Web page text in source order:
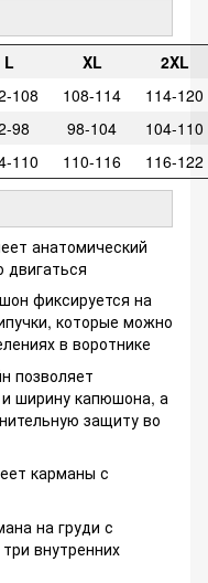
L XL
2XL
108 108-114
114-120
98 98-104
104-110
110 110-116 116-122
анатомический
двигаться
фиксируется на
которые можно
в воротнике
позволяет
и ширину капюшона, а
защиту во
карманы с
на груди с
внутренних